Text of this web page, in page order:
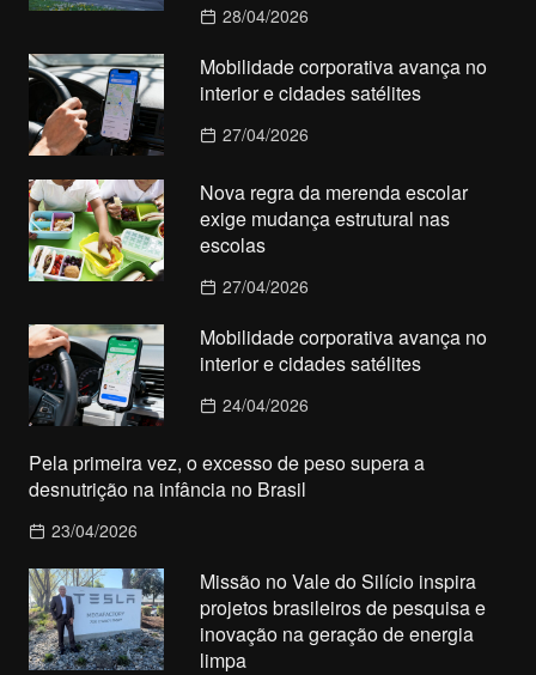
28/04/2026
Mobilidade corporativa avança no
interior e cidades satélites
27/04/2026
Nova regra da merenda escolar
exige mudança estrutural nas
escolas
27/04/2026
Mobilidade corporativa avança no
interior e cidades satélites
24/04/2026
Pela primeira vez, o excesso de peso supera a
desnutrição na infância no Brasil
23/04/2026
Missão no Vale do Silício inspira
projetos brasileiros de pesquisa e
inovação na geração de energia
limpa